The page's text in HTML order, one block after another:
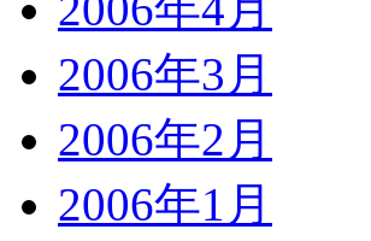
2006年3月
2006年2月
2006年1月